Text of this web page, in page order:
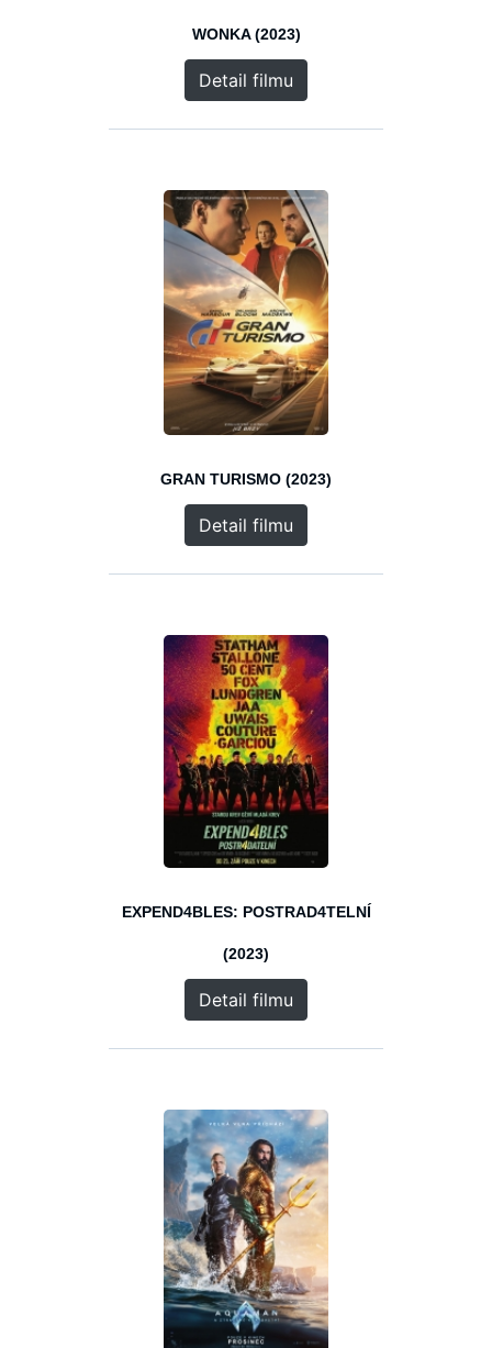
WONKA (2023)
Detail filmu
GRAN TURISMO (2023)
Detail filmu
EXPEND4BLES: POSTRAD4TELNÍ
(2023)
Detail filmu